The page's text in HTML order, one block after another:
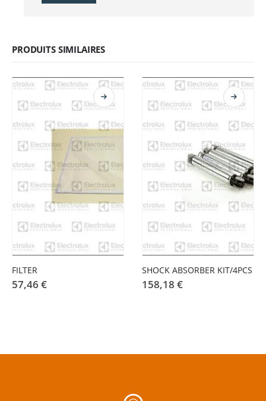
PRODUITS SIMILAIRES
FILTER
57,46 €
SHOCK ABSORBER KIT/4PCS
158,18 €